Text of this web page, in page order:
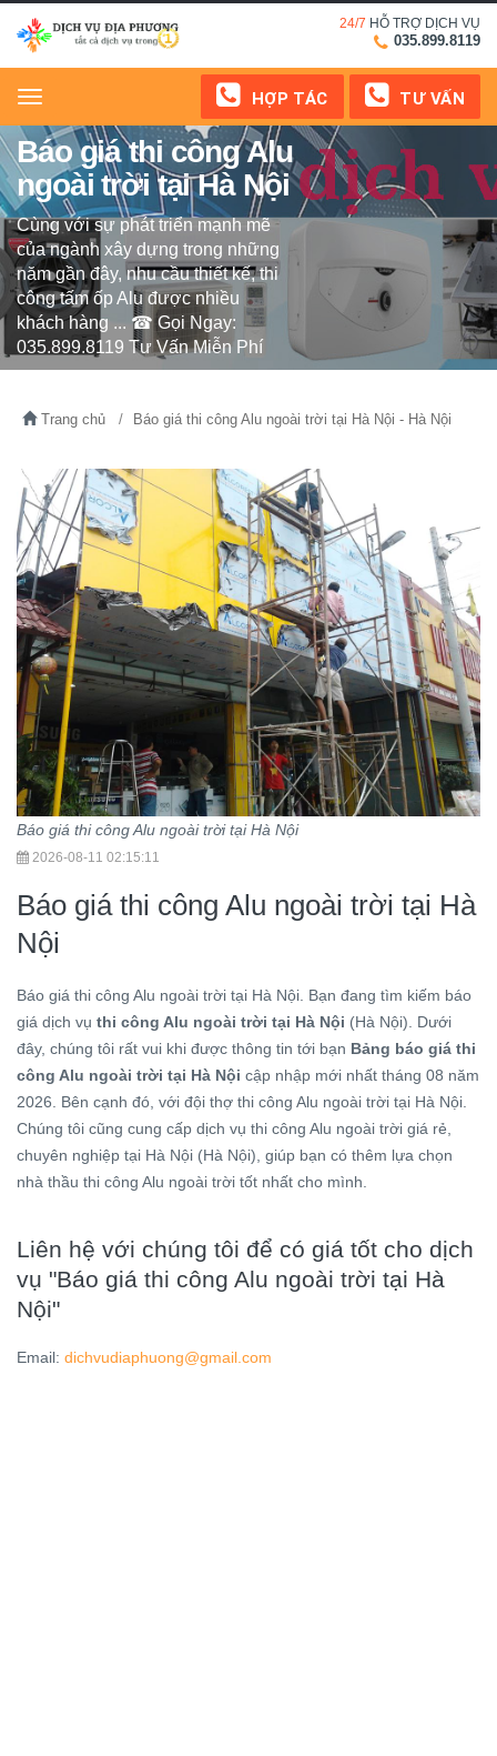
24/7 HỖ TRỢ DỊCH VỤ
035.899.8119
Menu TƯ VẤN
HỢP TÁC
Báo giá thi công Alu
ngoài trời tại Hà Nội
Cùng với sự phát triển mạnh mẽ
của ngành xây dựng trong những
năm gần đây, nhu cầu thiết kế, thi
công tấm ốp Alu được nhiều
khách hàng ... ☎ Gọi Ngay:
035.899.8119 Tư Vấn Miễn Phí
Trang chủ Báo giá thi công Alu ngoài trời tại Hà Nội - Hà Nội
Báo giá thi công Alu ngoài trời tại Hà Nội
2026-08-11 02:15:11
Báo giá thi công Alu ngoài trời tại Hà
Nội
Báo giá thi công Alu ngoài trời tại Hà Nội. Bạn đang tìm kiếm báo
giá dịch vụ thi công Alu ngoài trời tại Hà Nội (Hà Nội). Dưới
đây, chúng tôi rất vui khi được thông tin tới bạn Bảng báo giá thi
công Alu ngoài trời tại Hà Nội cập nhập mới nhất tháng 08 năm
2026. Bên cạnh đó, với đội thợ thi công Alu ngoài trời tại Hà Nội.
Chúng tôi cũng cung cấp dịch vụ thi công Alu ngoài trời giá rẻ,
chuyên nghiệp tại Hà Nội (Hà Nội), giúp bạn có thêm lựa chọn
nhà thầu thi công Alu ngoài trời tốt nhất cho mình.
Liên hệ với chúng tôi để có giá tốt cho dịch
vụ "Báo giá thi công Alu ngoài trời tại Hà
Nội"
Email: dichvudiaphuong@gmail.com